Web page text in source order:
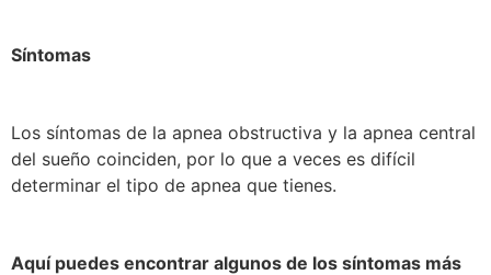
Síntomas
Los síntomas de la apnea obstructiva y la apnea central
del sueño coinciden, por lo que a veces es difícil
determinar el tipo de apnea que tienes.
Aquí puedes encontrar algunos de los síntomas más